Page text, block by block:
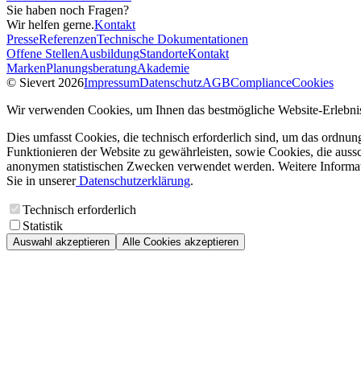
Sie haben noch Fragen?
Wir helfen gerne.Kontakt
PresseReferenzenTechnische Dokumentationen
Offene StellenAusbildungStandorteKontakt
MarkenPlanungsberatungAkademie
© Sievert 2026ImpressumDatenschutzAGBComplianceCookies
Wir verwenden Cookies, um Ihnen das bestmögliche Website-
Dies umfasst Cookies, die technisch erforderlich sind, um das
Funktionieren der Website zu gewährleisten, sowie Cookies, die
anonymen statistischen Zwecken verwendet werden. Weitere
Sie in unsererDatenschutzerklärung.
Technisch erforderlich
Statistik
Auswahl akzeptieren Alle Cookies akzeptieren